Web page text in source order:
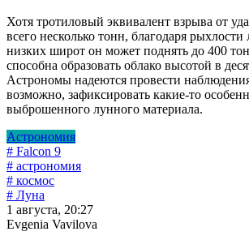
Хотя тротиловый эквивалент взрыва от
всего несколько тонн, благодаря рыхлости
низких широт он может поднять до 400
способна образовать облако высотой в
Астрономы надеются провести
возможно, зафиксировать какие-то
выброшенного лунного материала.
Астрономия
# Falcon 9
# астрономия
# космос
# Луна
1 августа, 20:27
Evgenia Vavilova